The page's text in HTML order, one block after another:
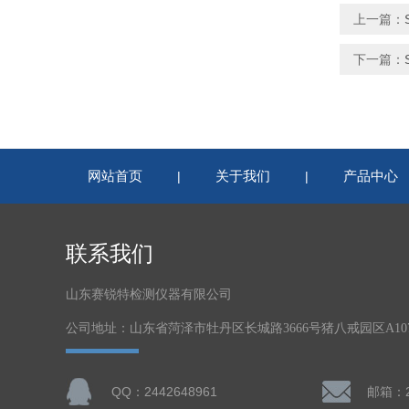
上一篇：
下一篇：
网站首页 | 关于我们 | 产品中心
联系我们
山东赛锐特检测仪器有限公司
公司地址：山东省菏泽市牡丹区长城路3666号猪八戒园区
QQ：2442648961 邮箱